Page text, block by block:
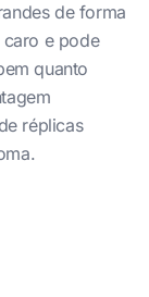
de forma
caro e pode
quanto
réplicas